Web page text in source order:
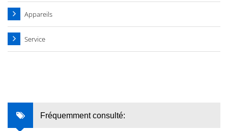
Appareils
Service
Fréquemment consulté: